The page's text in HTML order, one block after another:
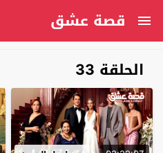
قصة عشق
الحلقة 33